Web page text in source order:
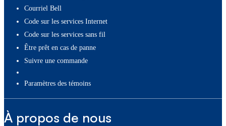
Courriel Bell
Code sur les services Internet
Code sur les services sans fil
Être prêt en cas de panne
Suivre une commande
paramètres des témoins
À propos de nous